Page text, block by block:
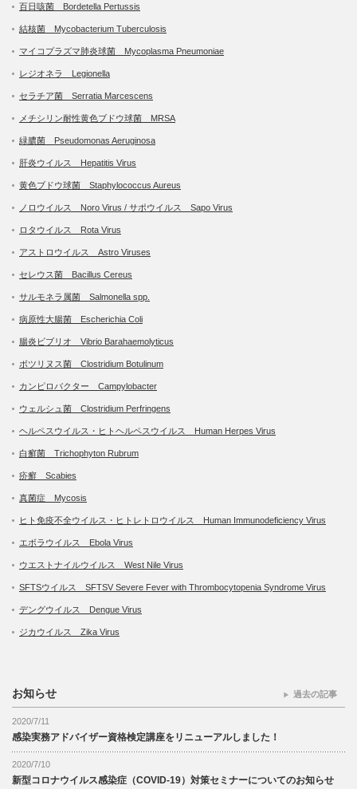
百日咳菌 Bordetella Pertussis
結核菌 Mycobacterium Tuberculosis
マイコプラズマ肺炎球菌 Mycoplasma Pneumoniae
レジオネラ Legionella
セラチア菌 Serratia Marcescens
メチシリン耐性黄色ブドウ球菌 MRSA
緑膿菌 Pseudomonas Aeruginosa
肝炎ウイルス Hepatitis Virus
黄色ブドウ球菌 Staphylococcus Aureus
ノロウイルス Noro Virus / サポウイルス Sapo Virus
ロタウイルス Rota Virus
アストロウイルス Astro Viruses
セレウス菌 Bacillus Cereus
サルモネラ属菌 Salmonella spp.
病原性大腸菌 Escherichia Coli
腸炎ビブリオ Vibrio Barahaemolyticus
ボツリヌス菌 Clostridium Botulinum
カンピロバクター Campylobacter
ウェルシュ菌 Clostridium Perfringens
ヘルペスウイルス・ヒトヘルペスウイルス Human Herpes Virus
白癬菌 Trichophyton Rubrum
疥癬 Scabies
真菌症 Mycosis
ヒト免疫不全ウイルス・ヒトレトロウイルス Human Immunodeficiency Virus
エボラウイルス Ebola Virus
ウエストナイルウイルス West Nile Virus
SFTSウイルス SFTSV Severe Fever with Thrombocytopenia Syndrome Virus
デングウイルス Dengue Virus
ジカウイルス Zika Virus
お知らせ
2020/7/11
感染実務アドバイザー資格検定講座をリニューアルしました！
2020/7/10
新型コロナウイルス感染症（COVID-19）対策セミナーについてのお知らせ
過去の記事